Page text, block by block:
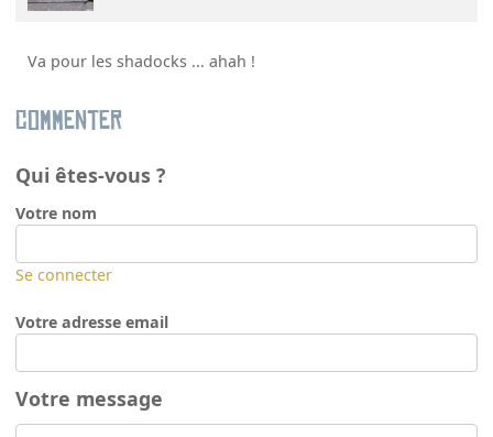
Va pour les shadocks ... ahah !
Commenter
Qui êtes-vous ?
Votre nom
Se connecter
Votre adresse email
Votre message